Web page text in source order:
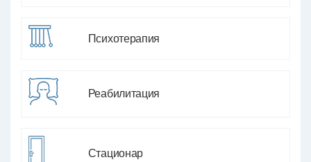
Психотерапия
Реабилитация
Стационар